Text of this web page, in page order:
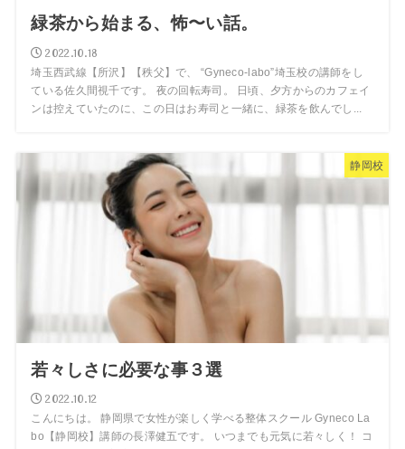
緑茶から始まる、怖〜い話。
2022.10.18
埼玉西武線【所沢】【秩父】で、 “Gyneco-labo”埼玉校の講師をし
ている佐久間視千です。 夜の回転寿司。 日頃、夕方からのカフェイ
ンは控えていたのに、この日はお寿司と一緒に、緑茶を飲んでし...
静岡校
若々しさに必要な事３選
2022.10.12
こんにちは。 静岡県で女性が楽しく学べる整体スクール Gyneco La
bo【静岡校】講師の長澤健五です。 いつまでも元気に若々しく！ コ